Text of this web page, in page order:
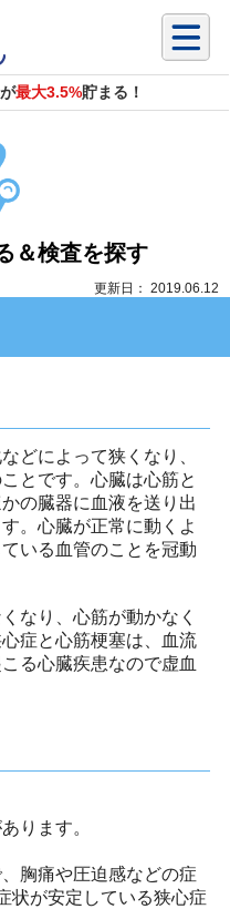
が最大3.5%貯まる！
＆検査を探す
更新日： 2019.06.12
どによって狭くなり、
とです。心臓は心筋と
の臓器に血液を送り出
。心臓が正常に動くよ
いる血管のことを冠動
なり、心筋が動かなく
症と心筋梗塞は、血流
る心臓疾患なので虚血
ります。
胸痛や圧迫感などの症
状が安定している狭心症